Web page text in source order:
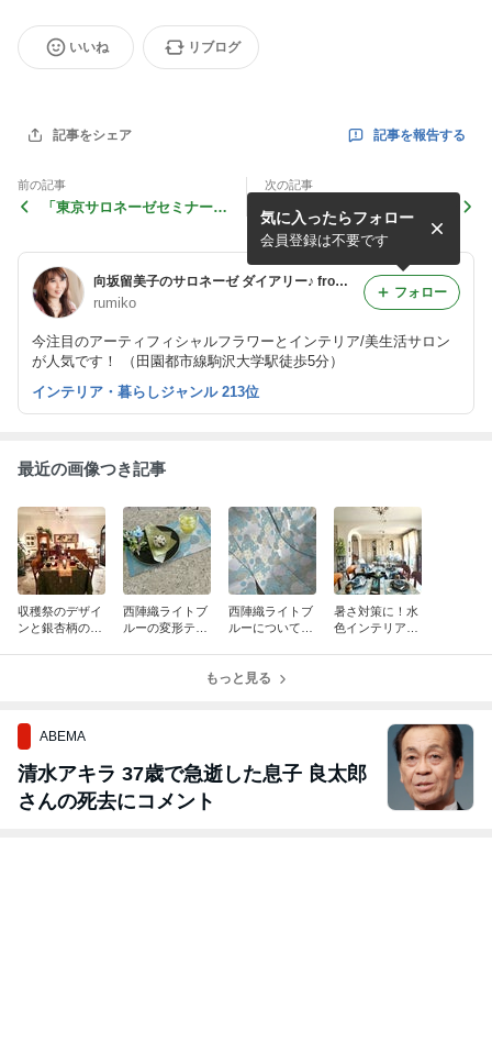
いいね リブログ
記事をシェア 記事を報告する
前の記事
「東京サロネーゼセミナー」
次の記事
「東京サロネーゼセミナー」
ラウンジをちょっぴりドレス
アップ♪
向坂留美子のサロネーゼ ダイアリー♪ from 世田谷
rumiko
今注目のアーティフィシャルフラワーとインテリア/美生活サロン
が人気です！ （田園都市線駒沢大学駅徒歩5分）
気に入ったらフォロー
会員登録は不要です
フォロー
インテリア・暮らしジャンル 213位
最近の画像つき記事
収穫祭のデザイ
ンと銀杏柄の晩
西陣織ライトブ
ルーの変形ティ
西陣織ライトブ
ルーについてメ
暑さ対策に！水
色インテリア＆
もっと見る
ABEMA
清水アキラ 37歳で急逝した息子 良太郎
さんの死去にコメント